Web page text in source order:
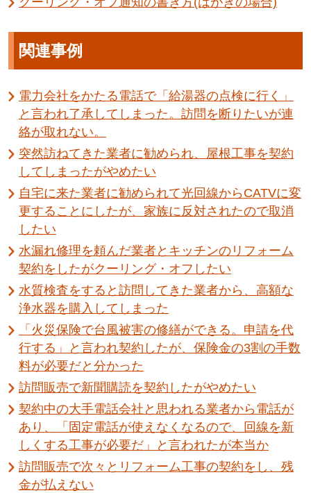
関連事例
電力会社をかたる電話で「給湯器の点検に行く」
と言われ了承してしまった。訪問を断りたいが連
絡が取れない。
突然訪ねてきた業者に勧められ、屋根工事を契約
してしまったがやめたい
自宅に来た業者に勧められて光回線からCATVに変
更することにしたが、家族に反対されたので取消
したい
水漏れ修理を頼んだ業者とキッチンのリフォーム
契約をしたがクーリング・オフしたい
水質検査をすると訪問してきた業者から、高額な
浄水器を購入してしまった
「火災保険で台風被害の修繕ができる。申請を代
行する」と言われ契約したが、保険金の3割の手数
料が必要だと分かった
訪問販売で新聞購読を契約したがやめたい
契約中の大手電話会社と思われる業者から電話が
あり、「固定電話が使えなくなるので、回線を新
しくする工事が必要だ」と言われたが本当か
訪問販売で次々とリフォーム工事の契約をし、残
金が払えない